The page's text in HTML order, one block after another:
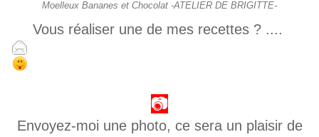
Moelleux Bananes et Chocolat -ATELIER DE BRIGITTE-
Vous réaliser une de mes recettes ? ....
📷
Envoyez-moi une photo, ce sera un plaisir de